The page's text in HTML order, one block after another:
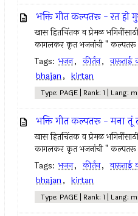
भक्ति गीत कल्पतरू - रत हो
खास हितचिंतक व प्रेमळ
कागलकर कृत भजनांची " कल्पतरू
Tags: भजन, कीर्तन,
bhajan, kirtan
Type: PAGE | Rank: 1 | Lang:
भक्ति गीत कल्पतरू - मना तूं
खास हितचिंतक व प्रेमळ
कागलकर कृत भजनांची " कल्पतरू
Tags: भजन, कीर्तन,
bhajan, kirtan
Type: PAGE | Rank: 1 | Lang: